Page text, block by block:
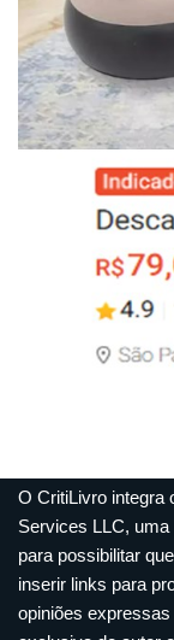
O CritiLivro integra
Services LLC,
para possibilitar
inserir links para
opiniões